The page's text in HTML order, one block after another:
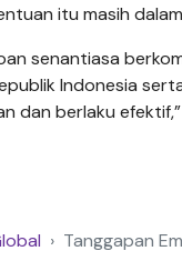
itu masih
senantiasa
Indonesia
dan berlaku
Tanggapan